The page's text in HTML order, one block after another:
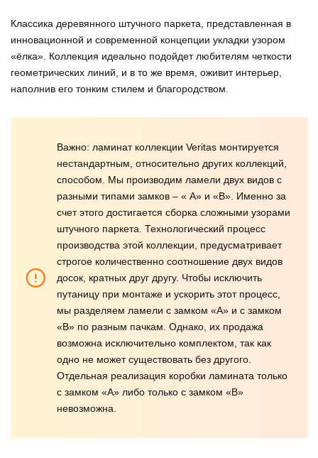
Классика деревянного штучного паркета, представленная в
инновационной и современной концепции укладки узором
«ёлка». Коллекция идеально подойдет любителям четкости
геометрических линий, и в то же время, оживит интерьер,
наполнив его тонким стилем и благородством.
Важно: ламинат коллекции Veritas монтируется
нестандартным, относительно других коллекций,
способом. Мы производим ламели двух видов с
разными типами замков – « А» и «В». Именно за
счет этого достигается сборка сложными узорами
штучного паркета. Технологический процесс
производства этой коллекции, предусматривает
строгое количественно соотношение двух видов
досок, кратных друг другу. Чтобы исключить
путаницу при монтаже и ускорить этот процесс,
мы разделяем ламели с замком «А» и с замком
«В» по разным пачкам. Однако, их продажа
возможна исключительно комплектом, так как
одно не может существовать без другого.
Отдельная реализация коробки ламината только
с замком «А» либо только с замком «В»
невозможна.